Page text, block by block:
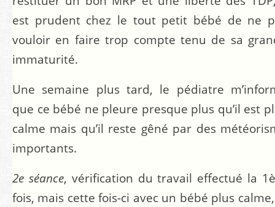
est prudent chez le tout petit bébé de ne
vouloir en faire trop compte tenu de sa
immaturité.
Une semaine plus tard, le pédiatre
que ce bébé ne pleure presque plus qu’il est
calme mais qu’il reste gêné par des
importants.
2e séance, vérification du travail effectué la
fois, mais cette fois-ci avec un bébé plus